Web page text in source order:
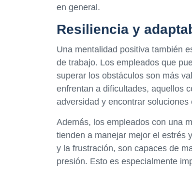
en general.
Resiliencia y
Una mentalidad positiva también
de trabajo. Los empleados que
superar los obstáculos son más
enfrentan a dificultades, aquellos
adversidad y encontrar
Además, los empleados con una
tienden a manejar mejor el estrés
y la frustración, son capaces de
presión. Esto es especialmente